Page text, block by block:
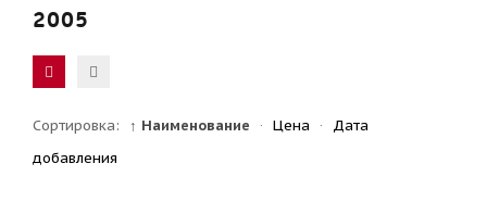
2005
Сортировка: ↑ Наименование · Цена ·
Дата
добавления